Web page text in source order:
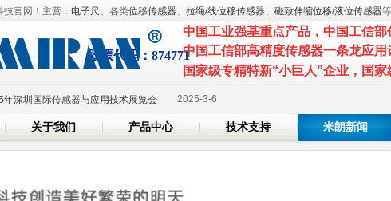
官网！主营： 电子尺 、各类位移传感器、 拉绳/线位移传感器、 磁致伸缩位移/液位传感器
股票代 码：874771
中国工业强基重点产品 ， 中国工信部
中国工信部高精度传感器一条龙应用
国家级专精特新“小巨人”企业
公司展会邀请：CHINAPLAS 2025 国际橡塑展 2025-3-7
深圳国际传感器与应用技术展览会 2025-3-6
系列产品全面升级 2024-7-26
十六届上海雅式国际橡塑展 2024-5-20
关于我们 产品中心 技术支持 米朗新闻